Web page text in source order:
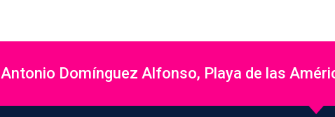
Antonio Domínguez Alfonso, Playa de las